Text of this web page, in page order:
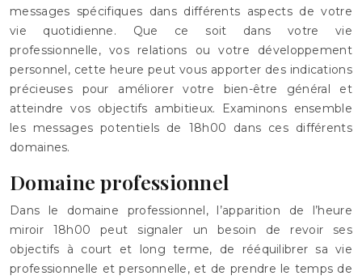
messages spécifiques dans différents aspects de votre
vie quotidienne. Que ce soit dans votre vie
professionnelle, vos relations ou votre développement
personnel, cette heure peut vous apporter des indications
précieuses pour améliorer votre bien-être général et
atteindre vos objectifs ambitieux. Examinons ensemble
les messages potentiels de 18h00 dans ces différents
domaines.
Domaine professionnel
Dans le domaine professionnel, l’apparition de l’heure
miroir 18h00 peut signaler un besoin de revoir ses
objectifs à court et long terme, de rééquilibrer sa vie
professionnelle et personnelle, et de prendre le temps de